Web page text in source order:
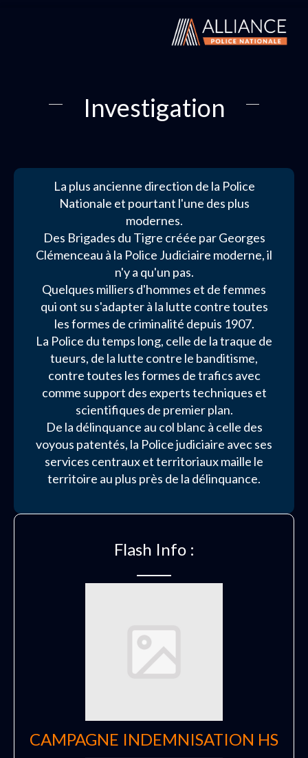
Investigation
La plus ancienne direction de la Police
Nationale et pourtant l'une des plus
modernes.
Des Brigades du Tigre créée par Georges
Clémenceau à la Police Judiciaire moderne, il
n'y a qu'un pas.
Quelques milliers d'hommes et de femmes
qui ont su s'adapter à la lutte contre toutes
les formes de criminalité depuis 1907.
La Police du temps long, celle de la traque de
tueurs, de la lutte contre le banditisme,
contre toutes les formes de trafics avec
comme support des experts techniques et
scientifiques de premier plan.
De la délinquance au col blanc à celle des
voyous patentés, la Police judiciaire avec ses
services centraux et territoriaux maille le
territoire au plus près de la délinquance.
Flash Info :
CAMPAGNE INDEMNISATION HS